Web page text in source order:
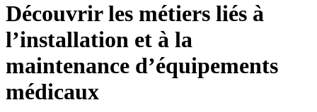
Découvrir les métiers liés à
l’installation et à la
maintenance d’équipements
médicaux